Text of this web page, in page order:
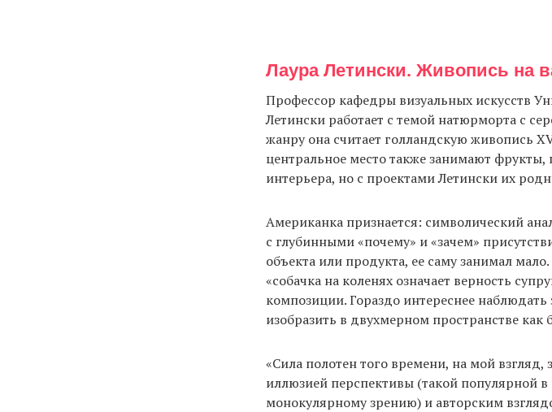
Лаура Летински. Живопись на
Профессор кафедры визуальных искусств
Летински работает с темой натюрморта с
жанру она считает голландскую живопись
центральное место также занимают
интерьера, но с проектами Летински их
Американка признается: символический
с глубинными «почему» и «зачем»
объекта или продукта, ее саму занимал
«собачка на коленях означает верность
композиции. Гораздо интереснее
изобразить в двухмерном пространстве
«Сила полотен того времени, на мой
иллюзией перспективы (такой популярной
монокулярному зрению) и авторским